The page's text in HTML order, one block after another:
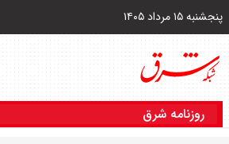
پنجشنبه ۱۵ مرداد ۱۴۰۵
روزنامه شرق